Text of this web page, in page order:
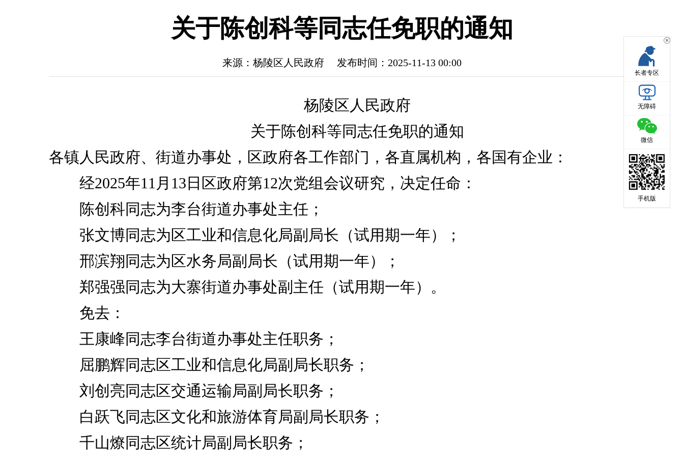
关于陈创科等同志任免职的通知
来源：杨陵区人民政府 发布时间：2025-11-13 00:00
杨陵区人民政府
关于陈创科等同志任免职的通知
各镇人民政府、街道办事处，区政府各工作部门，各直属机构，各国有企业：
经2025年11月13日区政府第12次党组会议研究，决定任命：
陈创科同志为李台街道办事处主任；
张文博同志为区工业和信息化局副局长（试用期一年）；
邢滨翔同志为区水务局副局长（试用期一年）；
郑强强同志为大寨街道办事处副主任（试用期一年）。
免去：
王康峰同志李台街道办事处主任职务；
屈鹏辉同志区工业和信息化局副局长职务；
刘创亮同志区交通运输局副局长职务；
白跃飞同志区文化和旅游体育局副局长职务；
千山燎同志区统计局副局长职务；
长者专区
无障碍
微信
手机版